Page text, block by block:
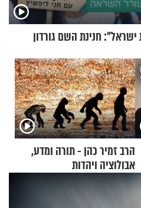
חנינת השם גורדון
הרב זמיר כהן - תורה ומדע,
אבולוציה ויהדות